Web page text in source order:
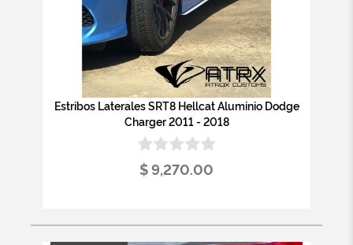
Estribos Laterales SRT8 Hellcat Aluminio Dodge
Charger 2011 - 2018
$ 9,270.00